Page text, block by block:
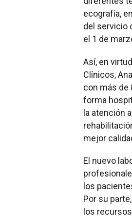
ecografía,
del servicio
el 1 de
Así, en
Clínicos,
con más de
forma
la atención
mejor
El nuevo
los
Por su
los